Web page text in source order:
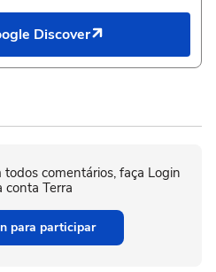
Discover
comentários, faça Login
conta Terra
para participar